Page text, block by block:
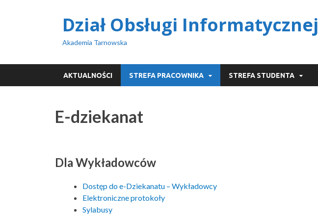
Dział Obsługi Informatycznej
Akademia Tarnowska
AKTUALNOŚCI STREFA PRACOWNIKA STREFA STUDENTA
E-dziekanat
Dla Wykładowców
Dostęp do e-Dziekanatu – Wykładowcy
Elektroniczne protokoły
Sylabusy